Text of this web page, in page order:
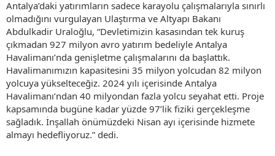
Antalya’daki yatırımların sadece karayolu çalışmalarıyla sınırlı
olmadığını vurgulayan Ulaştırma ve Altyapı Bakanı
Abdulkadir Uraloğlu, “Devletimizin kasasından tek kuruş
çıkmadan 927 milyon avro yatırım bedeliyle Antalya
Havalimanı’nda genişletme çalışmalarını da başlattık.
Havalimanımızın kapasitesini 35 milyon yolcudan 82 milyon
yolcuya yükselteceğiz. 2024 yılı içerisinde Antalya
Havalimanı’ndan 40 milyondan fazla yolcu seyahat etti. Proje
kapsamında bugüne kadar yüzde 97’lik fiziki gerçekleşme
sağladık. İnşallah önümüzdeki Nisan ayı içerisinde hizmete
almayı hedefliyoruz.” dedi.